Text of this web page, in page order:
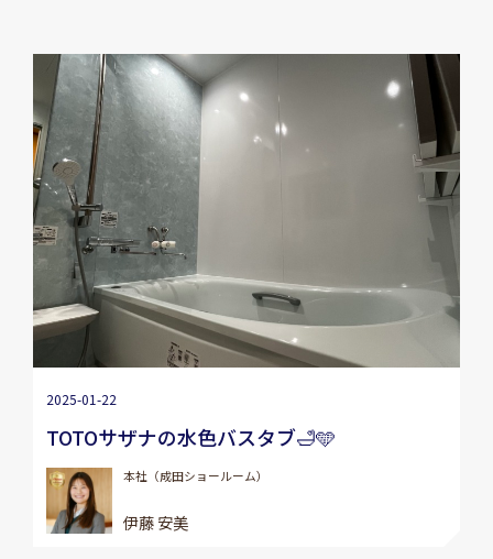
2025-01-22
TOTOサザナの水色バスタブ🛁🩵
本社（成田ショールーム）
伊藤 安美